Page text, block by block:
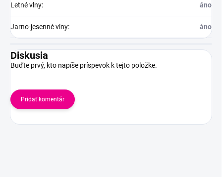
Letné vlny: áno
Jarno-jesenné vlny: áno
Diskusia
Buďte prvý, kto napíše príspevok k tejto položke.
Pridať komentár